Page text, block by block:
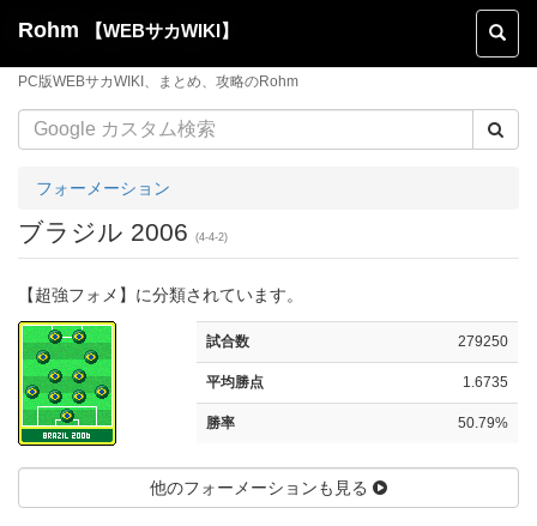
Toggle
Rohm 【WEBサカWIKI】
PC版WEBサカWIKI、まとめ、攻略のRohm
フォーメーション
ブラジル 2006 (4-4-2)
【超強フォメ】に分類されています。
試合数 279250
平均勝点 1.6735
勝率 50.79%
他のフォーメーションも見る